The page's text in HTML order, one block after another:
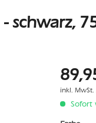
schwarz,
inkl. MwSt.
Sofort